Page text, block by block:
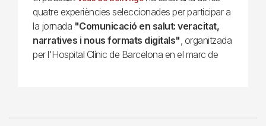
quatre experiències seleccionades per participar a
la jornada "Comunicació en salut: veracitat,
narratives i nous formats digitals" , organitzada
per l'Hospital Clínic de Barcelona en el marc de